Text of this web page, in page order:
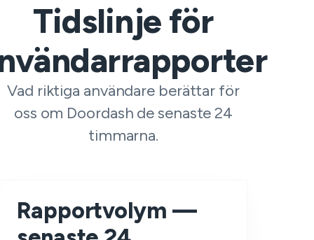
Tidslinje för
Vad riktiga användare berättar för
oss om Doordash de senaste 24
timmarna.
Rapportvolym —